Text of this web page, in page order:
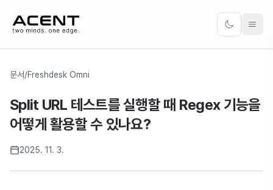
ACENT
Toggle
문서/Freshdesk Omni
Split URL 테스트를 실행할 때 Regex 기능을
어떻게 활용할 수 있나요?
2025. 11. 3.